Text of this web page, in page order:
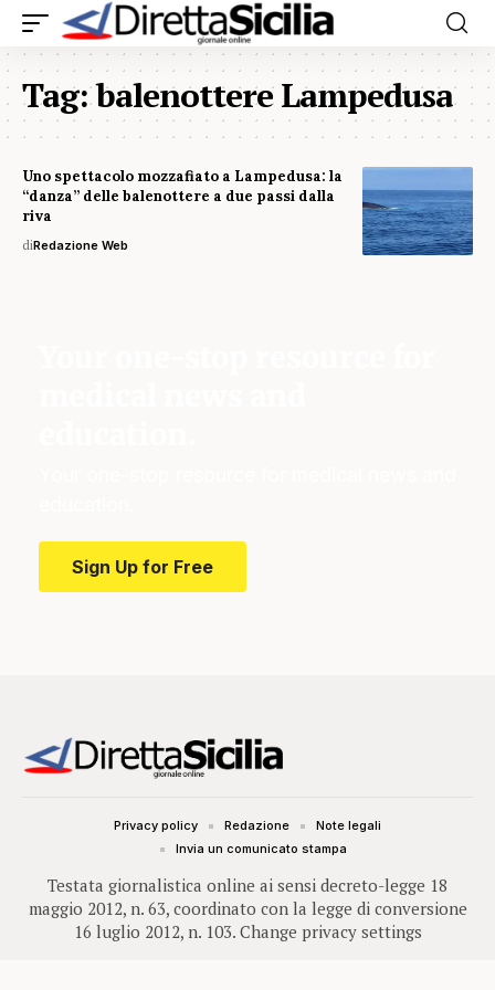
Tag:balenottere Lampedusa
Uno spettacolo mozzafiato a Lampedusa: la
“danza” delle balenottere a due passi dalla
riva
diRedazione Web
Sign Up for Free
Testata giornalistica online ai sensi decreto-legge 18
maggio 2012, n. 63, coordinato con la legge di conversione
16 luglio 2012, n. 103. Change privacy settings
Privacy policy Redazione
Note legali
Invia un comunicato stampa